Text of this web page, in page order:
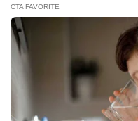
Lost Cargo On Highway